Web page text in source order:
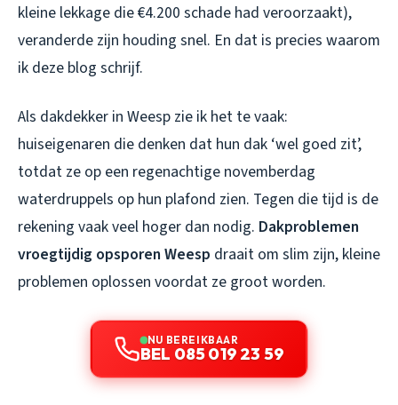
kleine lekkage die €4.200 schade had veroorzaakt),
veranderde zijn houding snel. En dat is precies waarom
ik deze blog schrijf.
Als dakdekker in Weesp zie ik het te vaak:
huiseigenaren die denken dat hun dak ‘wel goed zit’,
totdat ze op een regenachtige novemberdag
waterdruppels op hun plafond zien. Tegen die tijd is de
rekening vaak veel hoger dan nodig. Dakproblemen
vroegtijdig opsporen Weesp draait om slim zijn, kleine
problemen oplossen voordat ze groot worden.
NU BEREIKBAAR
BEL 085 019 23 59